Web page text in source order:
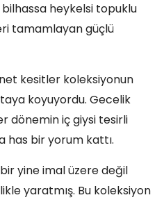
heykelsi topuklu
tamamlayan güçlü
kesitler koleksiyonun
koyuyordu. Gecelik
dönemin iç giysi tesirli
has bir yorum kattı.
bir yine imal üzere değil
yaratmış. Bu koleksiyon